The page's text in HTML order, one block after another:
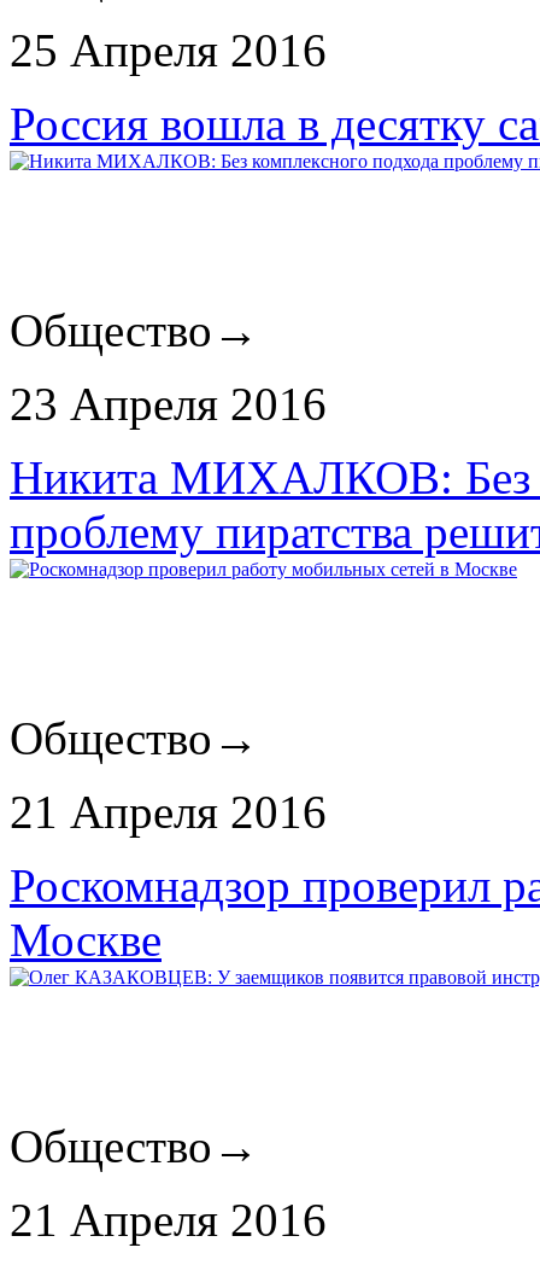
25 Апреля 2016
Россия вошла в десятку
Общество →
23 Апреля 2016
Никита МИХАЛКОВ: Без
проблему пиратства
Общество →
21 Апреля 2016
Роскомнадзор проверил
Москве
Общество →
21 Апреля 2016